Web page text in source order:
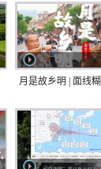
月是故乡明 | 面线糊